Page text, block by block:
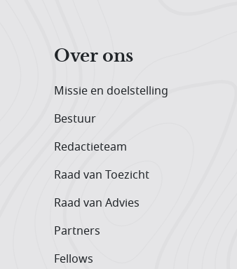
Over ons
Missie en doelstelling
Bestuur
Redactieteam
Raad van Toezicht
Raad van Advies
Partners
Fellows